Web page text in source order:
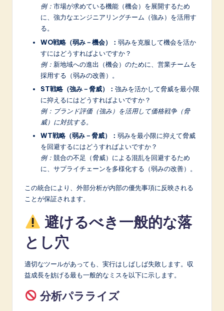
例： 市場が求めている機能（機会）を展開するため
に、強力なエンジニアリングチーム（強み）を活用す
る。
WO戦略（弱み－機会）： 弱みを克服して機会を活か
すにはどうすればよいですか？
例： 新地域への進出（機会）のために、営業チームを
採用する（弱みの改善）。
ST戦略（強み－脅威）： 強みを活かして脅威を最小限
に抑えるにはどうすればよいですか？
例：ブランド評価（強み）を活用して価格戦争（脅
威）に対抗する。
WT戦略（弱み－脅威）： 弱みを最小限に抑えて脅威
を回避するにはどうすればよいですか？
例： 競合の不足（脅威）による混乱を回避するため
に、サプライチェーンを多様化する（弱みの改善）。
この統合により、外部分析が内部の優先事項に反映される
ことが保証されます。
避けるべき一般的な落
とし穴
適切なツールがあっても、実行はしばしば失敗します。収
益成長を妨げる最も一般的なミスを以下に示します。
分析パラライズ